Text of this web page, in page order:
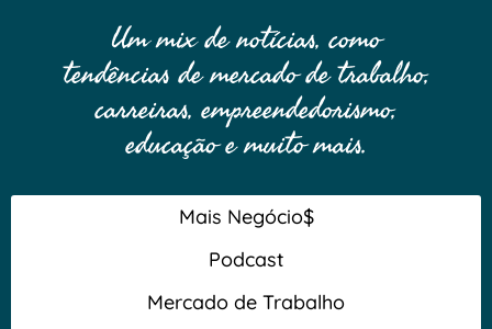
Um mix de notícias, como
tendências de mercado de trabalho,
carreiras, empreendedorismo,
educação e muito mais.
Mais Negócio$
Podcast
Mercado de Trabalho